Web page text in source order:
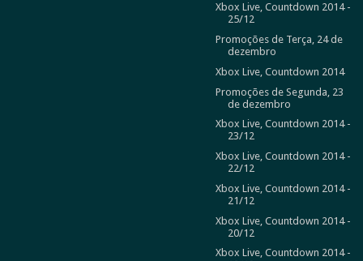
Xbox Live, Countdown 2014 -
25/12
Promoções de Terça, 24 de
dezembro
Xbox Live, Countdown 2014
Promoções de Segunda, 23
de dezembro
Xbox Live, Countdown 2014 -
23/12
Xbox Live, Countdown 2014 -
22/12
Xbox Live, Countdown 2014 -
21/12
Xbox Live, Countdown 2014 -
20/12
Xbox Live, Countdown 2014 -